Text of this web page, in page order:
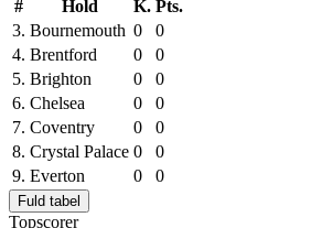
#
Hold K. Pts.
3. Bournemouth 0
0
4. Brentford 0
0
5. Brighton 0
0
6. Chelsea 0
0
7. Coventry 0
0
8. Crystal Palace 0
0
9. Everton 0 0
Fuld tabel
Topscorer